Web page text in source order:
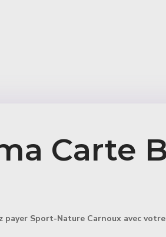
Carte
Sport-Nature Carnoux avec votre